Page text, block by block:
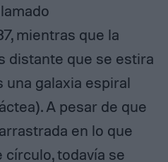
mientras que la
distante que se estira
una galaxia espiral
A pesar de que
en lo que
todavía se